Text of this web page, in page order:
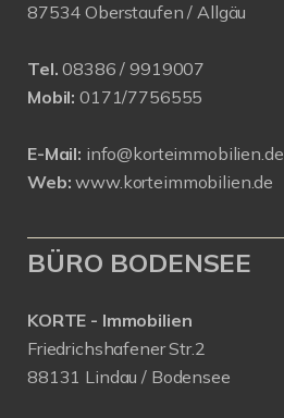
87534 Oberstaufen / Allgäu
Tel. 08386 / 9919007
Mobil: 0171/7756555
E-Mail: info@korteimmobilien.de
Web: www.korteimmobilien.de
BÜRO BODENSEE
KORTE - Immobilien
Friedrichshafener Str.2
88131 Lindau / Bodensee